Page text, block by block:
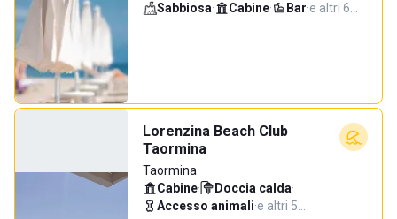
Sabbiosa· Cabine· Bar·e altri 6…
Lorenzina Beach Club
Taormina
Taormina
Cabine· Doccia calda·
Accesso animali·e altri 5…